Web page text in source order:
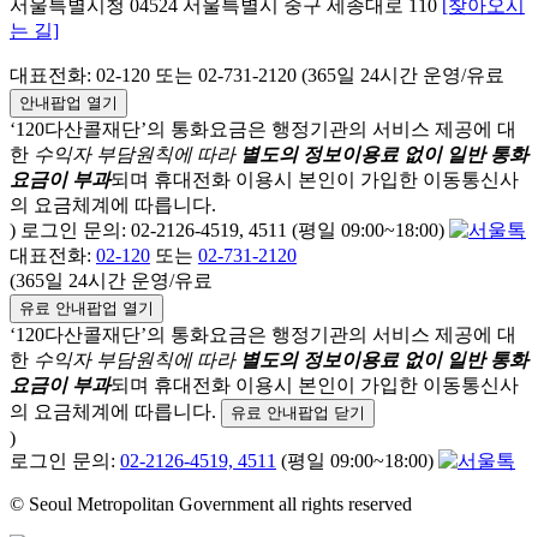
서울특별시청 04524 서울특별시 중구 세종대로 110 [찾아오시
는 길]
대표전화: 02-120 또는 02-731-2120 (365일 24시간 운영/유료
안내팝업 열기
‘120다산콜재단’의 통화요금은 행정기관의 서비스 제공에 대
한 수익자 부담원칙에 따라 별도의 정보이용료 없이 일반 통화
요금이 부과되며 휴대전화 이용시 본인이 가입한 이동통신사
의 요금체계에 따릅니다.
) 로그인 문의: 02-2126-4519, 4511 (평일 09:00~18:00)
대표전화: 02-120 또는 02-731-2120
(365일 24시간 운영/유료
유료 안내팝업 열기
‘120다산콜재단’의 통화요금은 행정기관의 서비스 제공에 대
한 수익자 부담원칙에 따라 별도의 정보이용료 없이 일반 통화
요금이 부과되며 휴대전화 이용시 본인이 가입한 이동통신사
의 요금체계에 따릅니다.
유료 안내팝업 닫기
)
로그인 문의: 02-2126-4519, 4511 (평일 09:00~18:00)
© Seoul Metropolitan Government all rights reserved